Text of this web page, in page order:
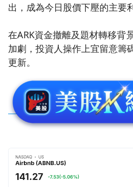
出，成為今日股價下壓的主要
在ARK資金撤離及題材轉移背
加劇，投資人操作上宜留意籌
更新。